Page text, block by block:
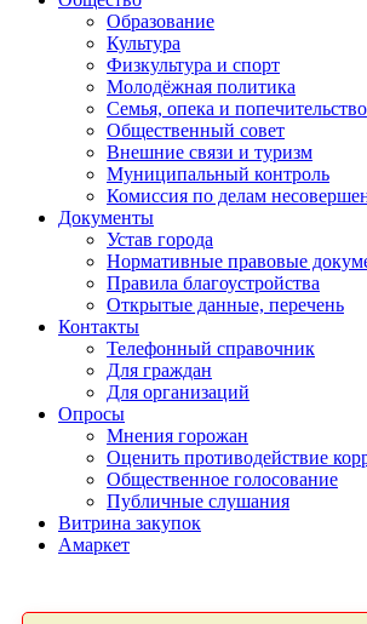
Образование
Культура
Физкультура и спорт
Молодёжная политика
Семья, опека и попечительство
Общественный совет
Внешние связи и туризм
Муниципальный контроль
Комиссия по делам
Документы
Устав города
Нормативные правовые
Правила благоустройства
Открытые данные, перечень
Контакты
Телефонный справочник
Для граждан
Для организаций
Опросы
Мнения горожан
Оценить противодействие
Общественное голосование
Публичные слушания
Витрина закупок
Амаркет